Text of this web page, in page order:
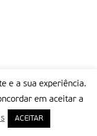
e a sua experiência.
em aceitar a
ACEITAR